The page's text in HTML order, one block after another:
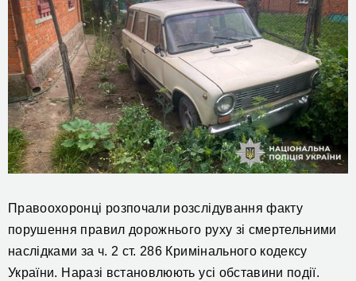
Правоохоронці розпочали розслідування факту
порушення правил дорожнього руху зі смертельними
наслідками за ч. 2 ст. 286 Кримінального кодексу
України. Н аразі встановлюють усі обставини події.